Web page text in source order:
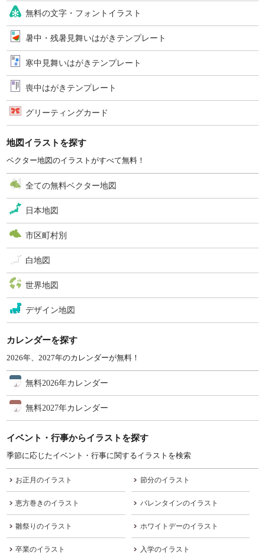
無料の文字・フォントイラスト
暑中・残暑見舞いはがきテンプレート
寒中見舞いはがきテンプレート
喪中はがきテンプレート
グリーティングカード
地図イラストを探す
ベクター地図のイラストがすべて無料！
全ての無料ベクター地図
日本地図
市区町村別
白地図
世界地図
デザイン地図
カレンダーを探す
2026年、2027年のカレンダーが無料！
無料2026年カレンダー
無料2027年カレンダー
イベント・行事からイラストを探す
季節に応じたイベント・行事に関するイラストを検索
お正月のイラスト 節分のイラスト
恵方巻きのイラスト バレンタインのイラスト
雛祭りのイラスト ホワイトデーのイラスト
卒業のイラスト 入学のイラスト